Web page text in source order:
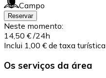
Campo
Reservar
Neste momento:
14,50 € /24h
Inclui 1,00 € de taxa turística
Os serviços da área